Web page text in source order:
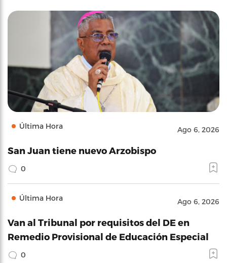
Última Hora Ago 6, 2026
San Juan tiene nuevo Arzobispo
0
Última Hora Ago 6, 2026
Van al Tribunal por requisitos del DE en
Remedio Provisional de Educación Especial
0